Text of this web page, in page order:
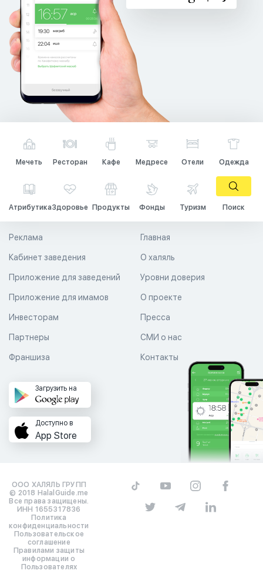
Мечеть Ресторан Кафе Медресе Отели Одежда
АтрибутикаЗдоровье Продукты Фонды Туризм Поиск
Главная
О халяль
Уровни доверия
Реклама
Кабинет заведения
Приложение для заведений
Приложение для имамов О проекте
Пресса
СМИ о нас
Контакты
Инвесторам
Партнеры
Франшиза
Загрузить на
Доступно в
App Store
ООО ХАЛЯЛЬ ГРУПП
© 2018 HalalGuide.me
Все права защищены.
ИНН 1655317836
Политика
конфиденциальности
Пользовательское
соглашение
Правилами защиты
информации о
Пользователях